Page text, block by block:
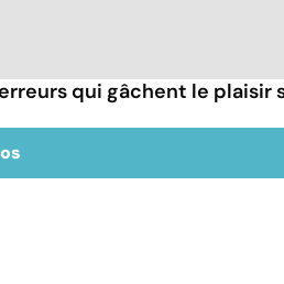
qui gâchent le plaisir